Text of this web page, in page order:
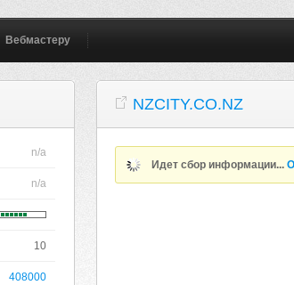
Вебмастеру
n/a
n/a
10
408000
NZCITY.CO.NZ
Идет сбор информации...